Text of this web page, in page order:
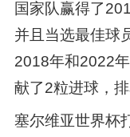
国家队赢得了
并且当选最佳球
2018年和2022
献了2粒进球，
塞尔维亚世界杯